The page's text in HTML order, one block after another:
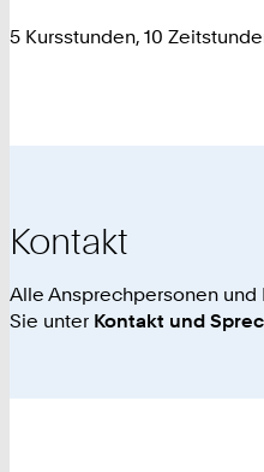
5 Kursstunden, 10
Kontakt
Alle Ansprechpersonen
Sie unter Kontakt und